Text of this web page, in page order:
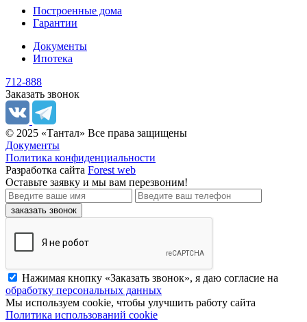
Построенные дома
Гарантии
Документы
Ипотека
712-888
Заказать звонок
© 2025 «Тантал» Все права защищены
Документы
Политика конфиденциальности
Разработка сайта Forest web
Оставьте заявку и мы вам перезвоним!
заказать звонок
Нажимая кнопку «Заказать звонок», я даю согласие на
обработку персональных данных
Мы используем cookie, чтобы улучшить работу сайта
Политика использований cookie